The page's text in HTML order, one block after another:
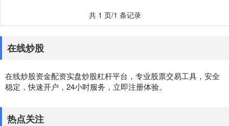
共 1 页/1 条记录
在线炒股
在线炒股资金配资实盘炒股杠杆平台，专业股票交易工具，安全
稳定，快速开户，24小时服务，立即注册体验。
热点关注